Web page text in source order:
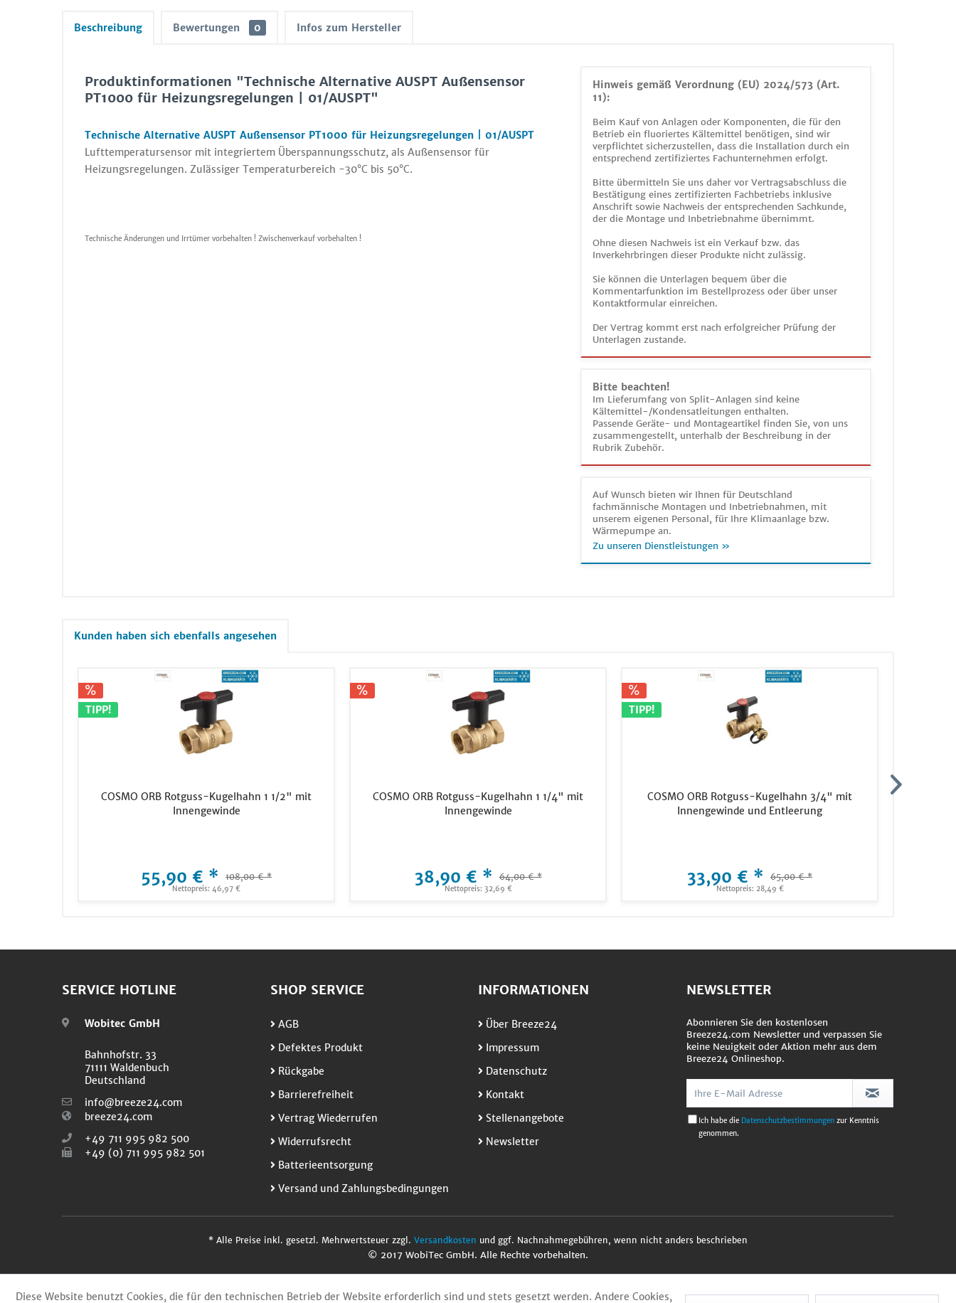
Beschreibung Bewertungen 0 Infos zum Hersteller
Hinweis gemäß Verordnung (EU) 2024/573 (Art.
11):
Beim Kauf von Anlagen oder Komponenten, die für den
Betrieb ein fluoriertes Kältemittel benötigen, sind wir
verpflichtet sicherzustellen, dass die Installation durch ein
entsprechend zertifiziertes Fachunternehmen erfolgt.
Bitte übermitteln Sie uns daher vor Vertragsabschluss die
Bestätigung eines zertifizierten Fachbetriebs inklusive
Anschrift sowie Nachweis der entsprechenden Sachkunde,
der die Montage und Inbetriebnahme übernimmt.
Ohne diesen Nachweis ist ein Verkauf bzw. das
Inverkehrbringen dieser Produkte nicht zulässig.
Sie können die Unterlagen bequem über die
Kommentarfunktion im Bestellprozess oder über unser
Kontaktformular einreichen.
Der Vertrag kommt erst nach erfolgreicher Prüfung der
Unterlagen zustande.
Bitte beachten!
Im Lieferumfang von Split-Anlagen sind keine
Kältemittel-/Kondensatleitungen enthalten.
Passende Geräte- und Montageartikel finden Sie, von uns
zusammengestellt, unterhalb der Beschreibung in der
Rubrik Zubehör.
Auf Wunsch bieten wir Ihnen für Deutschland
fachmännische Montagen und Inbetriebnahmen, mit
unserem eigenen Personal, für Ihre Klimaanlage bzw.
Wärmepumpe an.
Zu unseren Dienstleistungen »
Produktinformationen "Technische Alternative AUSPT Außensensor
PT1000 für Heizungsregelungen | 01/AUSPT"
Technische Alternative AUSPT Außensensor PT1000 für Heizungsregelungen | 01/AUSPT
Lufttemperatursensor mit integriertem Überspannungsschutz, als Außensensor für
Heizungsregelungen. Zulässiger Temperaturbereich -30°C bis 50°C.
Technische Änderungen und Irrtümer vorbehalten ! Zwischenverkauf vorbehalten !
Kunden haben sich ebenfalls angesehen
TIPP!
COSMO ORB Rotguss-Kugelhahn 1 1/2" mit
Innengewinde
55,90 € * 108,00 € *
Nettopreis: 46,97 €
COSMO ORB Rotguss-Kugelhahn 1 1/4" mit
Innengewinde
38,90 € * 64,00 € *
Nettopreis: 32,69 €
TIPP!
COSMO ORB Rotguss-Kugelhahn 3/4" mit
Innengewinde und Entleerung
33,90 € * 65,00 € *
Nettopreis: 28,49 €
SERVICE HOTLINE
Wobitec GmbH
Bahnhofstr. 33
71111 Waldenbuch
Deutschland
info@breeze24.com
breeze24.com
+49 711 995 982 500
+49 (0) 711 995 982 501
SHOP SERVICE
AGB
Defektes Produkt
Rückgabe
Barrierefreiheit
Vertrag Wiederrufen
Widerrufsrecht
Batterieentsorgung
Versand und Zahlungsbedingungen
INFORMATIONEN
Über Breeze24
Impressum
Datenschutz
Kontakt
Stellenangebote
Newsletter
NEWSLETTER
Abonnieren Sie den kostenlosen
Breeze24.com Newsletter und verpassen Sie
keine Neuigkeit oder Aktion mehr aus dem
Breeze24 Onlineshop.
Ich habe die Datenschutzbestimmungen zur Kenntnis
genommen.
* Alle Preise inkl. gesetzl. Mehrwertsteuer zzgl. Versandkosten und ggf. Nachnahmegebühren, wenn nicht anders beschrieben
© 2017 WobiTec GmbH. Alle Rechte vorbehalten.
Diese Website benutzt Cookies, die für den technischen Betrieb der Website erforderlich sind und stets gesetzt werden. Andere Cookies,